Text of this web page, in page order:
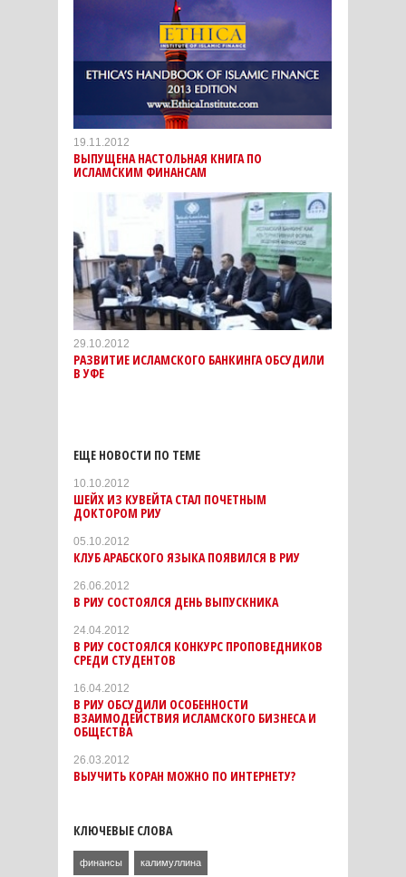
19.11.2012
ВЫПУЩЕНА НАСТОЛЬНАЯ КНИГА ПО
ИСЛАМСКИМ ФИНАНСАМ
29.10.2012
РАЗВИТИЕ ИСЛАМСКОГО БАНКИНГА ОБСУДИЛИ
В УФЕ
ЕЩЕ НОВОСТИ ПО ТЕМЕ
10.10.2012
ШЕЙХ ИЗ КУВЕЙТА СТАЛ ПОЧЕТНЫМ
ДОКТОРОМ РИУ
05.10.2012
КЛУБ АРАБСКОГО ЯЗЫКА ПОЯВИЛСЯ В РИУ
26.06.2012
В РИУ СОСТОЯЛСЯ ДЕНЬ ВЫПУСКНИКА
24.04.2012
В РИУ СОСТОЯЛСЯ КОНКУРС ПРОПОВЕДНИКОВ
СРЕДИ СТУДЕНТОВ
16.04.2012
В РИУ ОБСУДИЛИ ОСОБЕННОСТИ
ВЗАИМОДЕЙСТВИЯ ИСЛАМСКОГО БИЗНЕСА И
ОБЩЕСТВА
26.03.2012
ВЫУЧИТЬ КОРАН МОЖНО ПО ИНТЕРНЕТУ?
КЛЮЧЕВЫЕ СЛОВА
финансы калимуллина